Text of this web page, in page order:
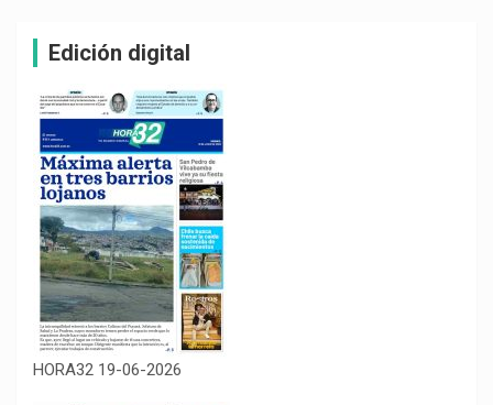
Edición digital
HORA32 19-06-2026